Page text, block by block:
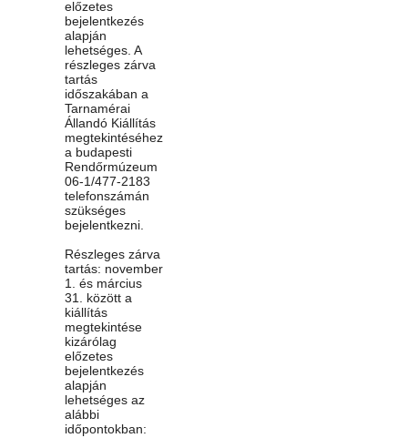
előzetes
bejelentkezés
alapján
lehetséges. A
részleges zárva
tartás
időszakában a
Tarnamérai
Állandó Kiállítás
megtekintéséhez
a budapesti
Rendőrmúzeum
06-1/477-2183
telefonszámán
szükséges
bejelentkezni.
Részleges zárva
tartás: november
1. és március
31. között a
kiállítás
megtekintése
kizárólag
előzetes
bejelentkezés
alapján
lehetséges az
alábbi
időpontokban: